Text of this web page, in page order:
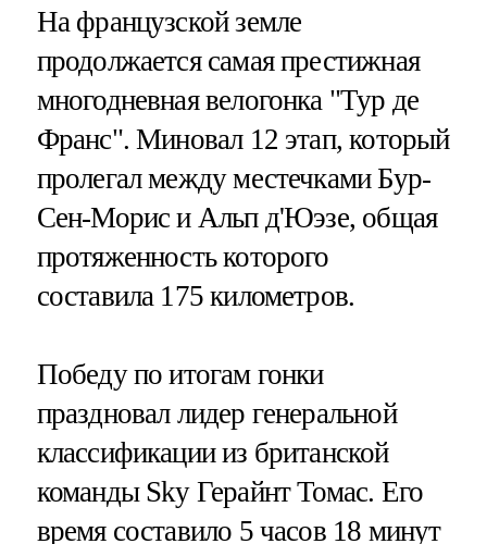
На французской земле
продолжается самая престижная
многодневная велогонка "Тур де
Франс". Миновал 12 этап, который
пролегал между местечками Бур-
Сен-Морис и Альп д'Юэзе, общая
протяженность которого
составила 175 километров.
Победу по итогам гонки
праздновал лидер генеральной
классификации из британской
команды Sky Герайнт Томас. Его
время составило 5 часов 18 минут